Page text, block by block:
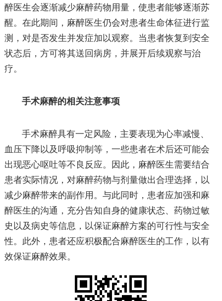
醉医生会逐渐减少麻醉药物用量，使患者能够逐渐苏
醒。在此期间，麻醉医生仍会对患者生命体征进行监
测，对是否发生并发症加以观察。当患者恢复到安全
状态后，方可将其送回病房，并展开后续观察与治
疗。
手术麻醉的相关注意事项
手术麻醉具有一定风险，主要表现为心率减慢、
血压下降以及呼吸抑制等，一些患者在术后还可能会
出现恶心呕吐等不良反应。因此，麻醉医生需要结合
患者实际情况，对麻醉药物与剂量做出合理选择，以
减少麻醉带来的副作用。与此同时，患者应加强和麻
醉医生的沟通，充分告知自身的健康状态、药物过敏
史以及病史等信息，以保证麻醉方案的可行性与安全
性。此外，患者还应积极配合麻醉医生的工作，以有
效保证麻醉效果。